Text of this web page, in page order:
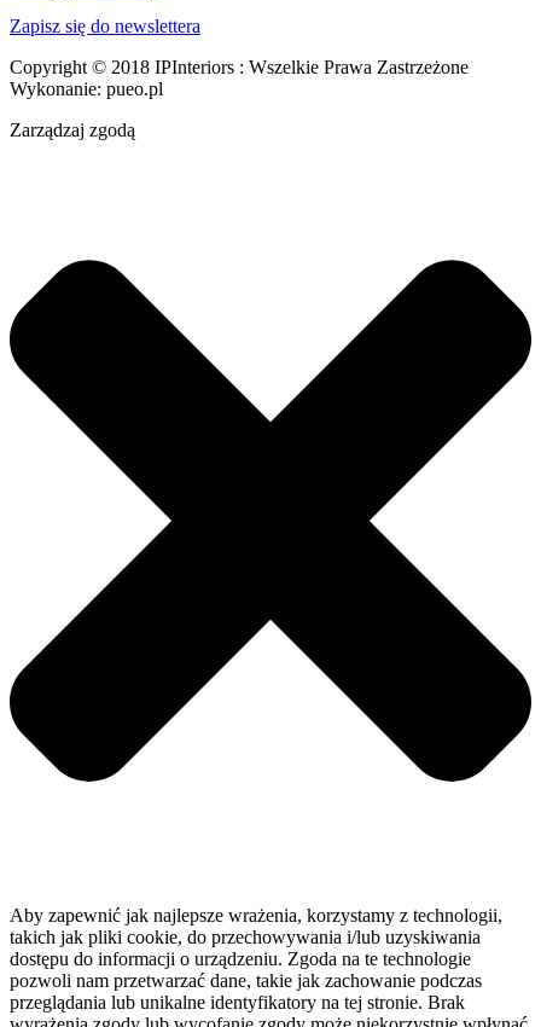
Zapisz się do newslettera
Copyright © 2018 IPInteriors : Wszelkie Prawa Zastrzeżone
Wykonanie: pueo.pl
Zarządzaj zgodą
Aby zapewnić jak najlepsze wrażenia, korzystamy z technologii,
takich jak pliki cookie, do przechowywania i/lub uzyskiwania
dostępu do informacji o urządzeniu. Zgoda na te technologie
pozwoli nam przetwarzać dane, takie jak zachowanie podczas
przeglądania lub unikalne identyfikatory na tej stronie. Brak